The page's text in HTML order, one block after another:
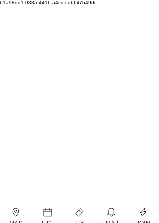
b1a98dd1-088a-4416-a4cd-cd6ff47b49dc